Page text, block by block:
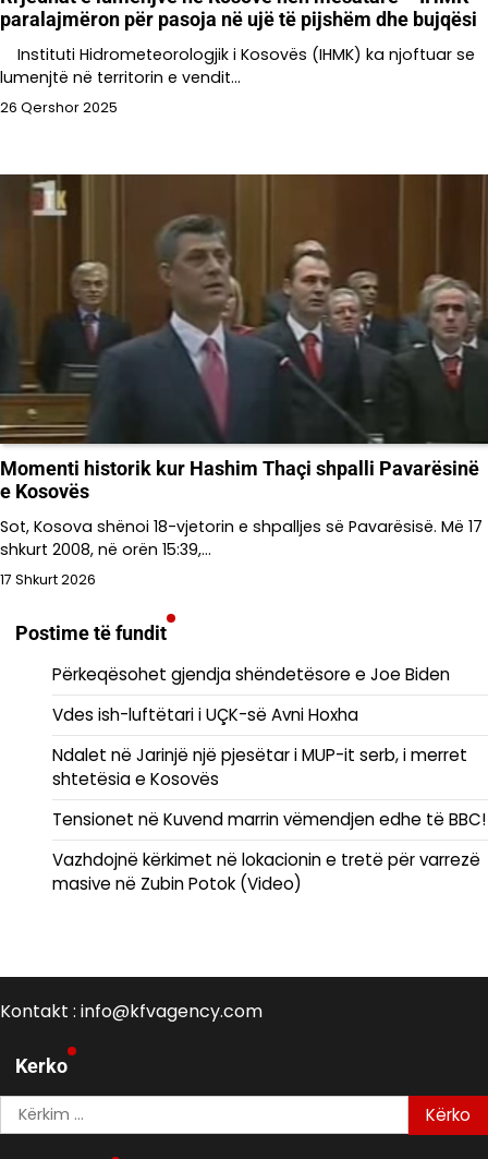
paralajmëron për pasoja në ujë të pijshëm dhe bujqësi
Instituti Hidrometeorologjik i Kosovës (IHMK) ka njoftuar se
lumenjtë në territorin e vendit…
26 Qershor 2025
Momenti historik kur Hashim Thaçi shpalli Pavarësinë
e Kosovës
Sot, Kosova shënoi 18-vjetorin e shpalljes së Pavarësisë. Më 17
shkurt 2008, në orën 15:39,…
17 Shkurt 2026
Postime të fundit
Përkeqësohet gjendja shëndetësore e Joe Biden
Vdes ish-luftëtari i UÇK-së Avni Hoxha
Ndalet në Jarinjë një pjesëtar i MUP-it serb, i merret
shtetësia e Kosovës
Tensionet në Kuvend marrin vëmendjen edhe të BBC!
Vazhdojnë kërkimet në lokacionin e tretë për varrezë
masive në Zubin Potok (Video)
Kontakt : info@kfvagency.com
Kerko
Kërko
për: